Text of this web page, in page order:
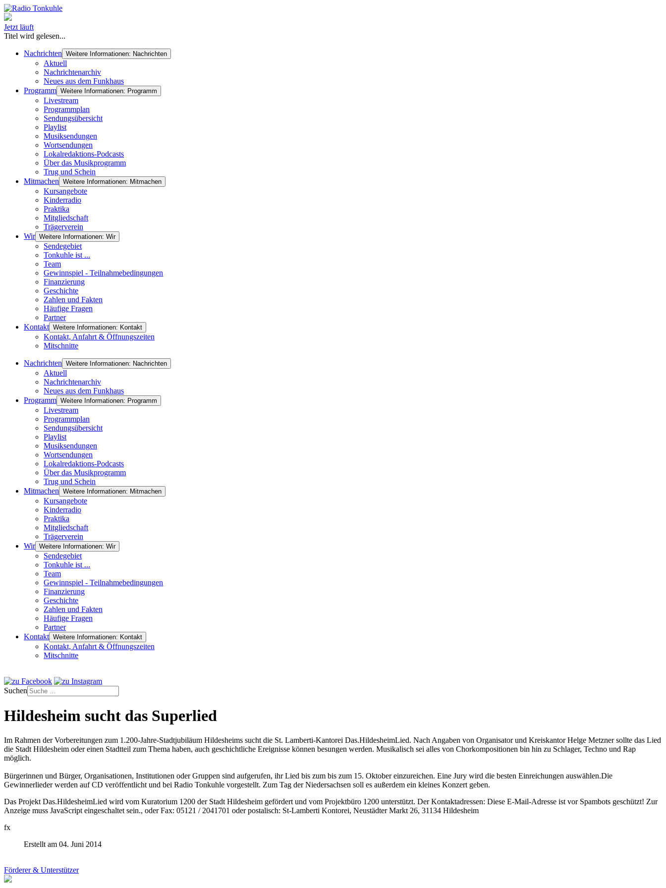
Jetzt läuft
Titel wird gelesen...
Nachrichten Weitere Informationen: Nachrichten
Aktuell
Nachrichtenarchiv
Neues aus dem Funkhaus
Programm Weitere Informationen: Programm
Livestream
Programmplan
Sendungsübersicht
Playlist
Musiksendungen
Wortsendungen
Lokalredaktions-Podcasts
Über das Musikprogramm
Trug und Schein
Mitmachen Weitere Informationen: Mitmachen
Kursangebote
Kinderradio
Praktika
Mitgliedschaft
Trägerverein
Wir Weitere Informationen: Wir
Sendegebiet
Tonkuhle ist ...
Team
Gewinnspiel - Teilnahmebedingungen
Finanzierung
Geschichte
Zahlen und Fakten
Häufige Fragen
Partner
Kontakt Weitere Informationen: Kontakt
Kontakt, Anfahrt & Öffnungszeiten
Mitschnitte
Nachrichten Weitere Informationen: Nachrichten
Aktuell
Nachrichtenarchiv
Neues aus dem Funkhaus
Programm Weitere Informationen: Programm
Livestream
Programmplan
Sendungsübersicht
Playlist
Musiksendungen
Wortsendungen
Lokalredaktions-Podcasts
Über das Musikprogramm
Trug und Schein
Mitmachen Weitere Informationen: Mitmachen
Kursangebote
Kinderradio
Praktika
Mitgliedschaft
Trägerverein
Wir Weitere Informationen: Wir
Sendegebiet
Tonkuhle ist ...
Team
Gewinnspiel - Teilnahmebedingungen
Finanzierung
Geschichte
Zahlen und Fakten
Häufige Fragen
Partner
Kontakt Weitere Informationen: Kontakt
Kontakt, Anfahrt & Öffnungszeiten
Mitschnitte
Suchen
Hildesheim sucht das Superlied
Im Rahmen der Vorbereitungen zum 1.200-Jahre-Stadtjubiläum Hildesheims sucht die St. Lamberti-Kantorei Das.HildesheimLied. Nach Angaben von Organisator und Kreiskantor Helge Metzner sollte das Lied
die Stadt Hildesheim oder einen Stadtteil zum Thema haben, auch geschichtliche Ereignisse können besungen werden. Musikalisch sei alles von Chorkompositionen bin hin zu Schlager, Techno und Rap
möglich.
Bürgerinnen und Bürger, Organisationen, Institutionen oder Gruppen sind aufgerufen, ihr Lied bis zum bis zum 15. Oktober einzureichen. Eine Jury wird die besten Einreichungen auswählen.Die
Gewinnerlieder werden auf CD veröffentlicht und bei Radio Tonkuhle vorgestellt. Zum Tag der Niedersachsen soll es außerdem ein kleines Konzert geben.
Das Projekt Das.HildesheimLied wird vom Kuratorium 1200 der Stadt Hildesheim gefördert und vom Projektbüro 1200 unterstützt. Der Kontaktadressen: Diese E-Mail-Adresse ist vor Spambots geschützt! Zur
Anzeige muss JavaScript eingeschaltet sein., oder Fax: 05121 / 2041701 oder postalisch: St-Lamberti Kontorei, Neustädter Markt 26, 31134 Hildesheim
fx
Erstellt am 04. Juni 2014
Förderer & Unterstützer